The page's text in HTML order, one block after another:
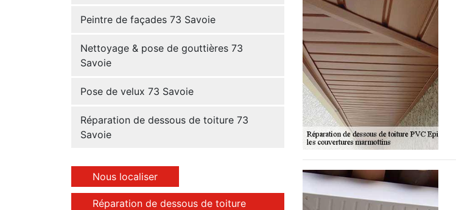
Peintre de façades 73 Savoie
Nettoyage & pose de gouttières 73
Savoie
Pose de velux 73 Savoie
Réparation de dessous de toiture 73
Savoie
Nous localiser
Réparation de dessous de toiture